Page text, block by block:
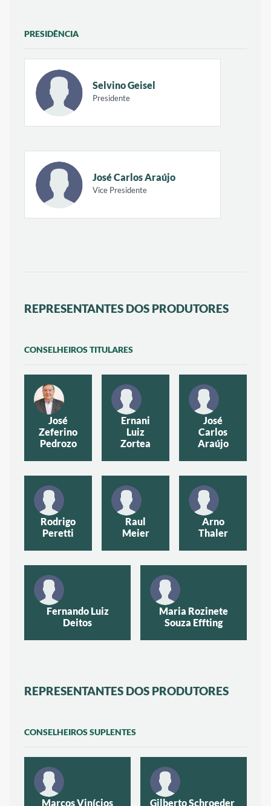
PRESIDÊNCIA
Selvino Geisel
Presidente
José Carlos Araújo
Vice Presidente
REPRESENTANTES DOS PRODUTORES
CONSELHEIROS TITULARES
José
Zeferino
Pedrozo
Ernani
Luiz
Zortea
José
Carlos
Araújo
Rodrigo
Peretti
Raul
Meier
Arno
Thaler
Fernando Luiz
Deitos
Maria Rozinete
Souza Effting
REPRESENTANTES DOS PRODUTORES
CONSELHEIROS SUPLENTES
Marcos Vinícios Gilberto Schroeder